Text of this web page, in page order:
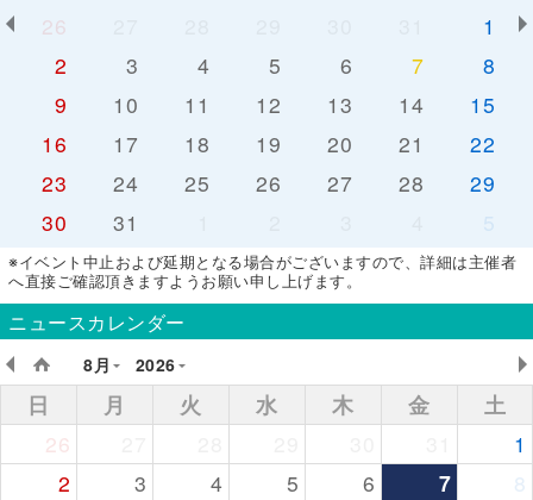
26
1
2
3 4 5 6 7
8
9
10 11 12 13 14
15
16
17 18 19 20 21
22
23
24 25 26 27 28
29
30
31 5
※イベント中止および延期となる場合がございますので、詳細は主催者
へ直接ご確認頂きますようお願い申し上げます。
ニュースカレンダー
8月
2026
日 月 火 水 木 金
土
26
1
2
3 4 5 6 7
8